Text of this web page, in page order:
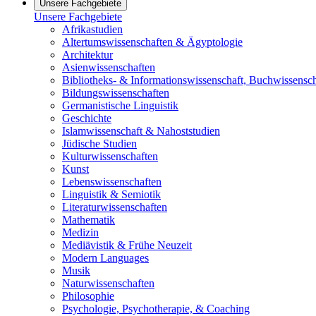
Unsere Fachgebiete
Unsere Fachgebiete
Afrikastudien
Altertumswissenschaften & Ägyptologie
Architektur
Asienwissenschaften
Bibliotheks- & Informationswissenschaft,
Bildungswissenschaften
Germanistische Linguistik
Geschichte
Islamwissenschaft & Nahoststudien
Jüdische Studien
Kulturwissenschaften
Kunst
Lebenswissenschaften
Linguistik & Semiotik
Literaturwissenschaften
Mathematik
Medizin
Mediävistik & Frühe Neuzeit
Modern Languages
Musik
Naturwissenschaften
Philosophie
Psychologie, Psychotherapie, & Coaching